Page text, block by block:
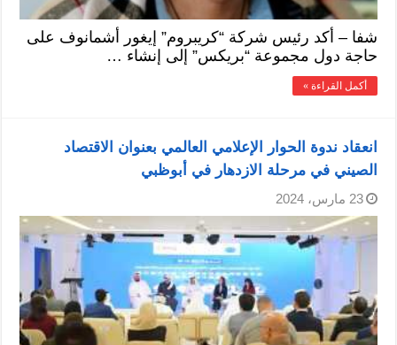
شفا – أكد رئيس شركة “كريبروم” إيغور أشمانوف على
حاجة دول مجموعة “بريكس” إلى إنشاء …
أكمل القراءة »
انعقاد ندوة الحوار الإعلامي العالمي بعنوان الاقتصاد
الصيني في مرحلة الازدهار في أبوظبي
23 مارس، 2024